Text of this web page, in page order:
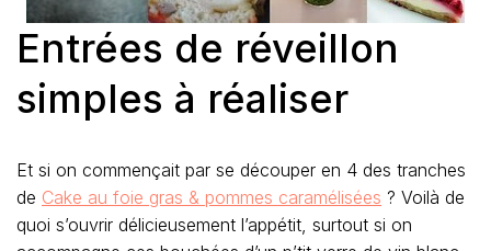
Entrées de réveillon
simples à réaliser
Et si on commençait par se découper en 4 des tranches
de Cake au foie gras & pommes caramélisées ? Voilà de
quoi s’ouvrir délicieusement l’appétit, surtout si on